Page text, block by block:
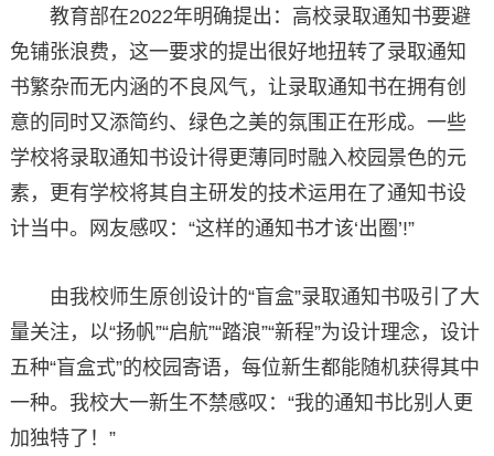
教育部在2022年明确提出：高校录取通知书要避
免铺张浪费，这一要求的提出很好地扭转了录取通知
书繁杂而无内涵的不良风气，让录取通知书在拥有创
意的同时又添简约、绿色之美的氛围正在形成。一些
学校将录取通知书设计得更薄同时融入校园景色的元
素，更有学校将其自主研发的技术运用在了通知书设
计当中。网友感叹：“这样的通知书才该‘出圈’!”
由我校师生原创设计的“盲盒”录取通知书吸引了大
量关注，以“扬帆”“启航”“踏浪”“新程”为设计理念，设计
五种“盲盒式”的校园寄语，每位新生都能随机获得其中
一种。我校大一新生不禁感叹：“我的通知书比别人更
加独特了！”